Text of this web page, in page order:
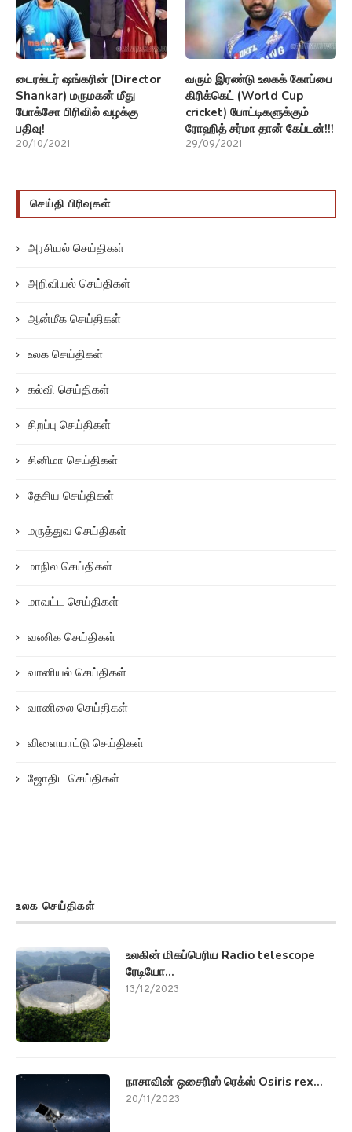
டைரக்டர் ஷங்கரின் (Director
Shankar) மருமகன் மீது
போக்சோ பிரிவில் வழக்கு
பதிவு!
20/10/2021
வரும் இரண்டு உலகக் கோப்பை
கிரிக்கெட் (World Cup
cricket) போட்டிகளுக்கும்
ரோஹித் சர்மா தான் கேப்டன்!!!
29/09/2021
செய்தி பிரிவுகள்
அரசியல் செய்திகள்
அறிவியல் செய்திகள்
ஆன்மீக செய்திகள்
உலக செய்திகள்
கல்வி செய்திகள்
சிறப்பு செய்திகள்
சினிமா செய்திகள்
தேசிய செய்திகள்
மருத்துவ செய்திகள்
மாநில செய்திகள்
மாவட்ட செய்திகள்
வணிக செய்திகள்
வானியல் செய்திகள்
வானிலை செய்திகள்
விளையாட்டு செய்திகள்
ஜோதிட செய்திகள்
உலக செய்திகள்
உலகின் மிகப்பெரிய Radio telescope
ரேடியோ...
13/12/2023
நாசாவின் ஒசைரிஸ் ரெக்ஸ் Osiris rex...
20/11/2023